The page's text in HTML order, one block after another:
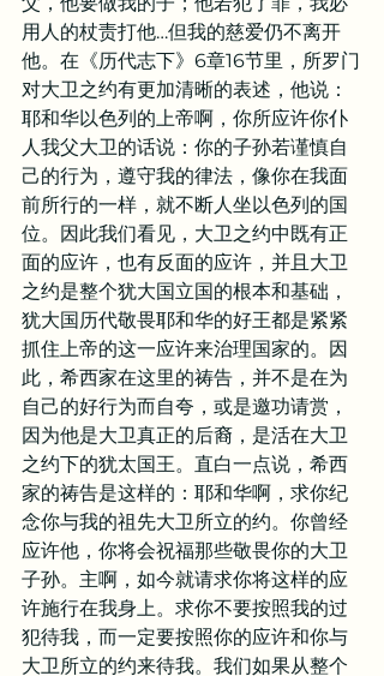
用人的杖责打他…但我的慈爱仍不离开
他。在《历代志下》6章16节里，所罗门
对大卫之约有更加清晰的表述，他说：
耶和华以色列的上帝啊，你所应许你仆
人我父大卫的话说：你的子孙若谨慎自
己的行为，遵守我的律法，像你在我面
前所行的一样，就不断人坐以色列的国
位。因此我们看见，大卫之约中既有正
面的应许，也有反面的应许，并且大卫
之约是整个犹大国立国的根本和基础，
犹大国历代敬畏耶和华的好王都是紧紧
抓住上帝的这一应许来治理国家的。因
此，希西家在这里的祷告，并不是在为
自己的好行为而自夸，或是邀功请赏，
因为他是大卫真正的后裔，是活在大卫
之约下的犹太国王。直白一点说，希西
家的祷告是这样的：耶和华啊，求你纪
念你与我的祖先大卫所立的约。你曾经
应许他，你将会祝福那些敬畏你的大卫
子孙。主啊，如今就请求你将这样的应
许施行在我身上。求你不要按照我的过
犯待我，而一定要按照你的应许和你与
大卫所立的约来待我。我们如果从整个